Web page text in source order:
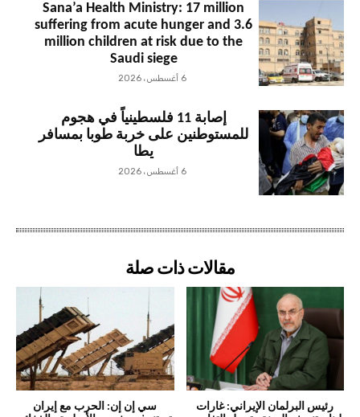
Sana’a Health Ministry: 17 million
suffering from acute hunger and 3.6
million children at risk due to the
Saudi siege
6 أغسطس، 2026
إصابة 11 فلسطينياً في هجوم
للمستوطنين على خربة طوبا بمسافر
يطا
6 أغسطس، 2026
مقالات ذات صلة
رئيس البرلمان الإيراني: غارات
سي إن إن: الحرب مع إيران